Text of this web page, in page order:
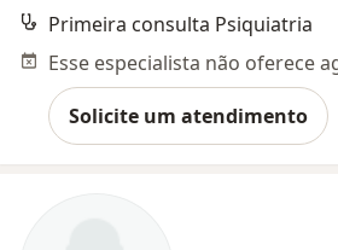
Primeira consulta Psiquiatria
Solicite um atendimento